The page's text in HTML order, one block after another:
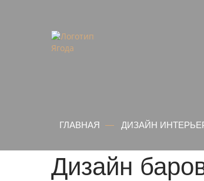
ГЛАВНАЯ ― ДИЗАЙН
Дизайн